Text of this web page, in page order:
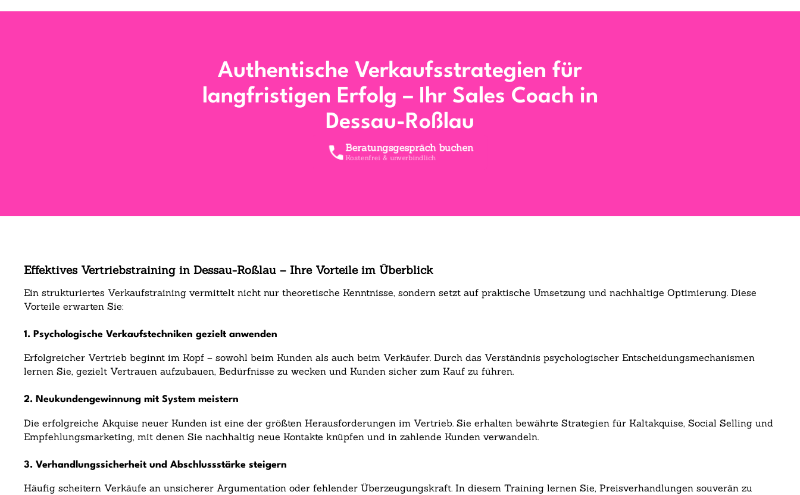
Authentische Verkaufsstrategien für
langfristigen Erfolg – Ihr Sales Coach in
Dessau-Roßlau
Beratungsgespräch buchen
Kostenfrei & unverbindlich
Effektives Vertriebstraining in Dessau-Roßlau – Ihre Vorteile im Überblick
Ein strukturiertes Verkaufstraining vermittelt nicht nur theoretische Kenntnisse, sondern setzt auf praktische Umsetzung und nachhaltige Optimierung. Diese
Vorteile erwarten Sie:
1. Psychologische Verkaufstechniken gezielt anwenden
Erfolgreicher Vertrieb beginnt im Kopf – sowohl beim Kunden als auch beim Verkäufer. Durch das Verständnis psychologischer Entscheidungsmechanismen
lernen Sie, gezielt Vertrauen aufzubauen, Bedürfnisse zu wecken und Kunden sicher zum Kauf zu führen.
2. Neukundengewinnung mit System meistern
Die erfolgreiche Akquise neuer Kunden ist eine der größten Herausforderungen im Vertrieb. Sie erhalten bewährte Strategien für Kaltakquise, Social Selling und
Empfehlungsmarketing, mit denen Sie nachhaltig neue Kontakte knüpfen und in zahlende Kunden verwandeln.
3. Verhandlungssicherheit und Abschlussstärke steigern
Häufig scheitern Verkäufe an unsicherer Argumentation oder fehlender Überzeugungskraft. In diesem Training lernen Sie, Preisverhandlungen souverän zu